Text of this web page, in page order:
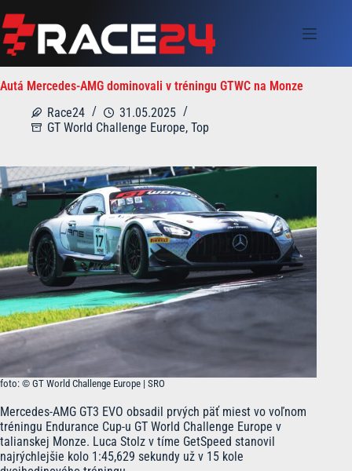
to
content
Autá Mercedes-AMG dominovali v tréningu GTWC na Monze
Race24
31.05.2025
GT World Challenge Europe, Top
foto: © GT World Challenge Europe | SRO
Mercedes-AMG GT3 EVO obsadil prvých päť miest vo voľnom
tréningu Endurance Cup-u GT World Challenge Europe v
talianskej Monze. Luca Stolz v tíme GetSpeed stanovil
najrýchlejšie kolo 1:45,629 sekundy už v 15 kole